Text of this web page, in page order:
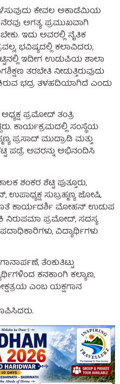
ಕೇವಲ ಅಕಾಡೆಮಿಯ
ಅಗತ್ಯ. ಪ್ರಮುಖವಾಗಿ
ಇದು ಅವರಲ್ಲಿ ನೈತಿಕ
ಭವಿಷ್ಯದಲ್ಲಿ ಕಲಾವಿದರು,
ಇದೀಗ ಉಡುಪಿಯ ಶಾಲಾ
ತರಬೇತಿ ನೀಡುತ್ತಿರುವುದು
ಭದ್ರ ತಳಹದಿಯಾಗಿದೆ ಎಂದು
ಪ್ರಮೋದ್ ತಂತ್ರಿ
ಕಾರ್ಯಕ್ರಮದಲ್ಲಿ ಸಂಸ್ಥೆಯ
ಪ್ರಸಾದ್ ಮುದ್ರಾಡಿ ಮತ್ತು
ಪಡ್ರೆ ಅವರನ್ನು ಅಭಿನಂದಿಸಿ
ಶಂಕರ ಶೆಟ್ಟಿ ಪುತ್ತೂರು,
ಸುಬ್ರಹ್ಮಣ್ಯ ಜೋಷಿ,
ಜೊತೆ ಕಾರ್ಯದರ್ಶಿ ಮೋಹನ್ ಉಡುಪ
ನಿರುಪಮಾ ಪ್ರಮೋದ್, ಸದಸ್ಯ
ವಿದ್ಯಾರ್ಥಿಗಳು
ತೆಂಕುತಿಟ್ಟು
ಕನಕಾಂಗಿ ಕಲ್ಯಾಣ,
ಎಂಬ ಯಕ್ಷಗಾನ